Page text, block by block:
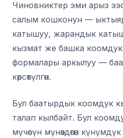
Чиновниктер эми арыз
салым кошконун —
катышуу, жарандык
кызмат же башка
формалары аркылуу —
көрсөтүлгөн.
Бул баатырдык коомдук
талап кылбайт. Бул
мүчөсүн мүнөздөгөн